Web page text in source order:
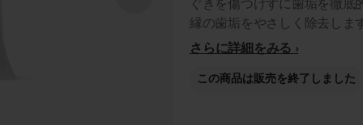
ぐきを傷つけずに歯垢を徹底
縁の歯垢をやさしく除去しま
さらに詳細をみる
この商品は販売を終了しました